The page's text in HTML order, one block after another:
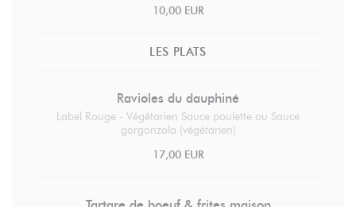
10,00 EUR
LES PLATS
Ravioles du dauphiné
Label Rouge - Végétarien Sauce poulette ou Sauce
gorgonzola (végétarien)
17,00 EUR